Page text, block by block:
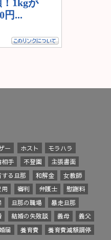
ー ホスト
モラハラ
相手 不登園
主張書面
する旦那 和解金
女教師
用 審判 弁護士
慰謝料
旦那の職場
暴走旦那
結婚の失敗談 義母
義父
届 養育費 養育費減額調停